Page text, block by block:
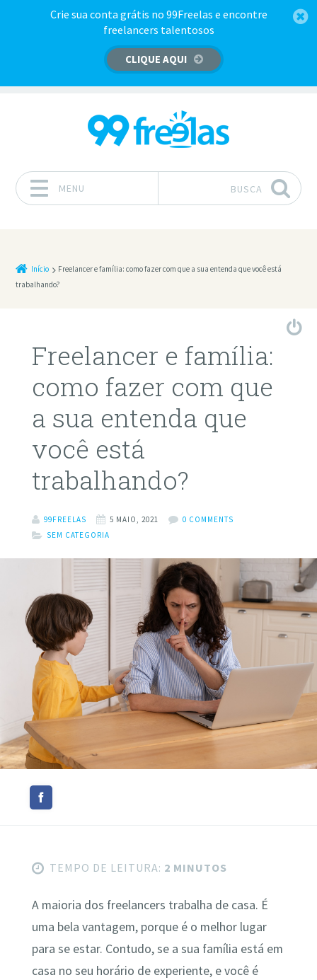
Crie sua conta grátis no 99Freelas e encontre
freelancers talentosos
CLIQUE AQUI
MENU BUSCA
Início
Freelancer e família: como fazer com que a sua entenda que você está
trabalhando?
Freelancer e família:
como fazer com que
a sua entenda que
você está
trabalhando?
99FREELAS 5 MAIO, 2021
0 COMMENTS
SEM CATEGORIA
TEMPO DE LEITURA: 2 MINUTOS
A maioria dos freelancers trabalha de casa. É
uma bela vantagem, porque é o melhor lugar
para se estar. Contudo, se a sua família está em
casa no seu horário de experiente, e você é